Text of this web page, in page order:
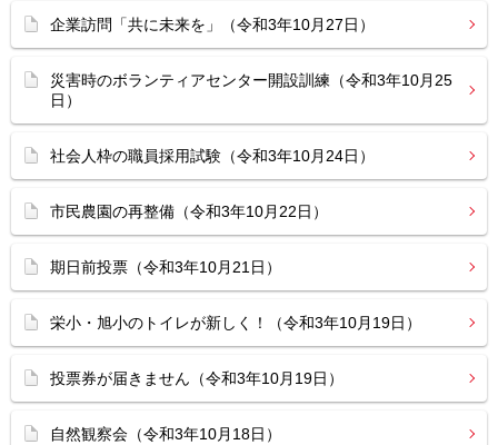
企業訪問「共に未来を」（令和3年10月27日）
災害時のボランティアセンター開設訓練（令和3年10月25
日）
社会人枠の職員採用試験（令和3年10月24日）
市民農園の再整備（令和3年10月22日）
期日前投票（令和3年10月21日）
栄小・旭小のトイレが新しく！（令和3年10月19日）
投票券が届きません（令和3年10月19日）
自然観察会（令和3年10月18日）